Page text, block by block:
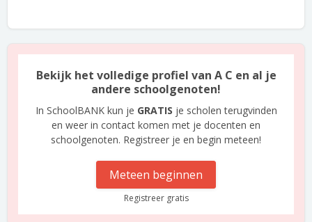
Bekijk het volledige profiel van A C en al je
andere schoolgenoten!
In SchoolBANK kun je GRATIS je scholen terugvinden
en weer in contact komen met je docenten en
schoolgenoten. Registreer je en begin meteen!
Meteen beginnen
Registreer gratis